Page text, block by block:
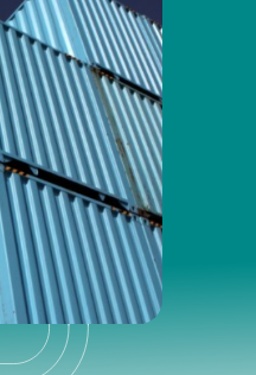
для вас: